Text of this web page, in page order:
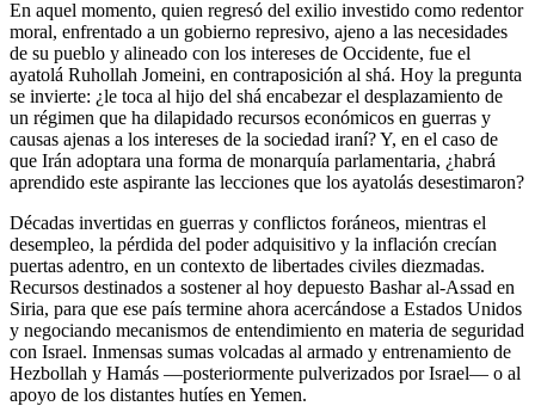
En aquel momento, quien regresó del exilio investido como redentor
moral, enfrentado a un gobierno represivo, ajeno a las necesidades
de su pueblo y alineado con los intereses de Occidente, fue el
ayatolá Ruhollah Jomeini, en contraposición al shá. Hoy la pregunta
se invierte: ¿le toca al hijo del shá encabezar el desplazamiento de
un régimen que ha dilapidado recursos económicos en guerras y
causas ajenas a los intereses de la sociedad iraní? Y, en el caso de
que Irán adoptara una forma de monarquía parlamentaria, ¿habrá
aprendido este aspirante las lecciones que los ayatolás desestimaron?
Décadas invertidas en guerras y conflictos foráneos, mientras el
desempleo, la pérdida del poder adquisitivo y la inflación crecían
puertas adentro, en un contexto de libertades civiles diezmadas.
Recursos destinados a sostener al hoy depuesto Bashar al-Assad en
Siria, para que ese país termine ahora acercándose a Estados Unidos
y negociando mecanismos de entendimiento en materia de seguridad
con Israel. Inmensas sumas volcadas al armado y entrenamiento de
Hezbollah y Hamás —posteriormente pulverizados por Israel— o al
apoyo de los distantes hutíes en Yemen.